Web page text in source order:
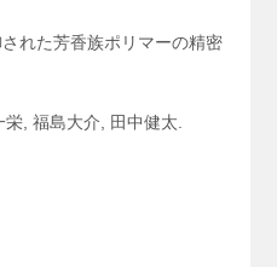
れた芳香族ポリマーの精密
, 福島大介, 田中健太.